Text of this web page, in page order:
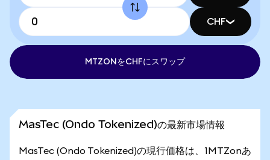
CHF
MTZONをCHFにスワップ
MasTec (Ondo Tokenized)の最新市場情報
MasTec (Ondo Tokenized)の現行価格は、1MTZonあ